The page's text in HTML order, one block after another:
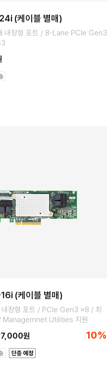
(케이블 별매)
내장형 포트 / 8-Lane PCIe Gen3
(케이블 별매)
장형 포트 / PCIe Gen3 x8 / 최
Managemnet Utilities 지원
원 10%